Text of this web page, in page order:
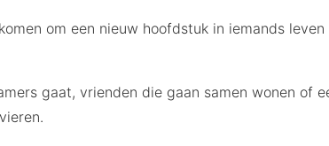
om een nieuw hoofdstuk in iemands
gaat, vrienden die gaan samen wonen of